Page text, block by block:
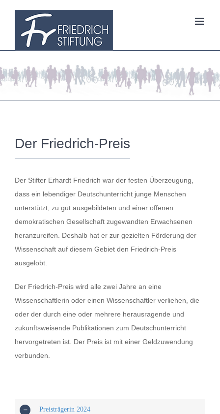
springen
Der Friedrich-Preis
Der Stifter Erhardt Friedrich war der festen Überzeugung,
dass ein lebendiger Deutschunterricht junge Menschen
unterstützt, zu gut ausgebildeten und einer offenen
demokratischen Gesellschaft zugewandten Erwachsenen
heranzureifen. Deshalb hat er zur gezielten Förderung der
Wissenschaft auf diesem Gebiet den Friedrich-Preis
ausgelobt.
Der Friedrich-Preis wird alle zwei Jahre an eine
Wissenschaftlerin oder einen Wissenschaftler verliehen, die
oder der durch eine oder mehrere herausragende und
zukunftsweisende Publikationen zum Deutschunterricht
hervorgetreten ist. Der Preis ist mit einer Geldzuwendung
verbunden.
Preisträgerin 2024